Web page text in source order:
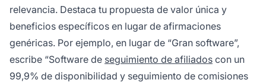
relevancia. Destaca tu propuesta de valor única y
beneficios específicos en lugar de afirmaciones
genéricas. Por ejemplo, en lugar de “Gran software”,
escribe “Software de seguimiento de afiliados con un
99,9% de disponibilidad y seguimiento de comisiones